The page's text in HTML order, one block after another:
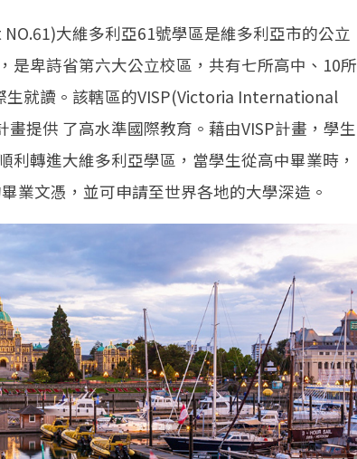
大維多利亞61號學區是維多利亞市的公立
是卑詩省第六大公立校區，共有七所高中、10所
生就讀。該轄區的VISP(Victoria International
提供 了高水準國際教育。藉由VISP計畫，學生
利轉進大維多利亞學區，當學生從高中畢業時，
業文憑，並可申請至世界各地的大學深造。